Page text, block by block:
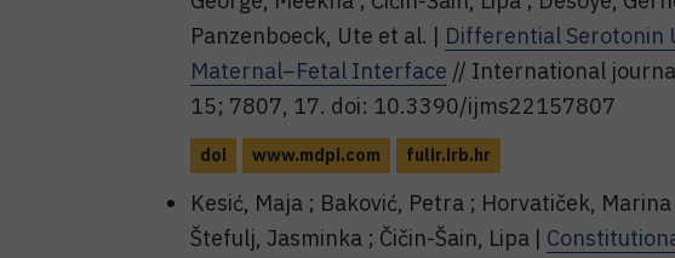
Panzenboeck, Ute et al. | Differential Serotonin
Maternal–Fetal Interface // International
15; 7807, 17. doi: 10.3390/ijms22157807
doi www.mdpi.com fulir.irb.hr
Kesić, Maja ; Baković, Petra ; Horvatiček,
Štefulj, Jasminka ; Čičin-Šain, Lipa |